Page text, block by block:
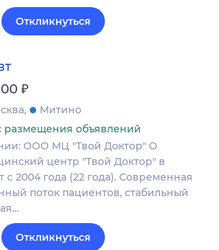
Откликнуться
₽
Митино
размещения объявлений
ООО МЦ "Твой Доктор" О
центр "Твой Доктор" в
с 2004 года (22 года). Современная
поток пациентов, стабильный
Откликнуться